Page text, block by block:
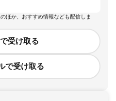
ほか、おすすめ情報なども配信しま
受け取る
で受け取る